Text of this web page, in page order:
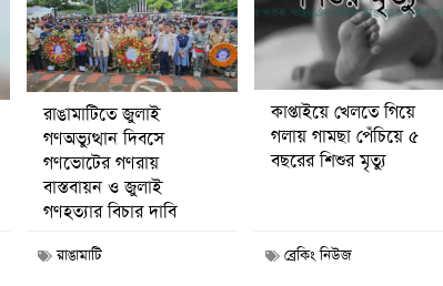
রাঙামাটিতে জুলাই
গণঅভ্যুত্থান দিবসে
গণভোটের গণরায়
বাস্তবায়ন ও জুলাই
গণহত্যার বিচার দাবি
রাঙামাটি
কাপ্তাইয়ে খেলতে গিয়ে
গলায় গামছা পেঁচিয়ে ৫
বছরের শিশুর মৃত্যু
ব্রেকিং নিউজ